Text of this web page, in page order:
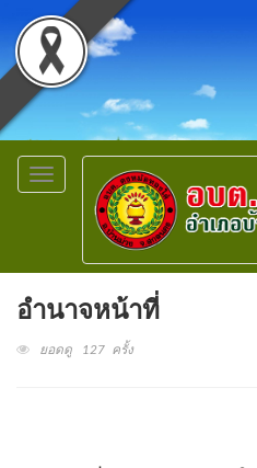
Toggle
navigation
อำนาจหน้าที่
ยอดดู 127 ครั้ง